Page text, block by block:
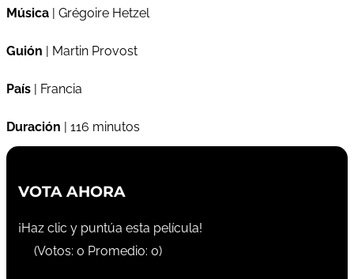
Música | Grégoire Hetzel
Guión | Martin Provost
País | Francia
Duración | 116 minutos
VOTA AHORA
¡Haz clic y puntúa esta película!
(Votos: 0 Promedio: 0)